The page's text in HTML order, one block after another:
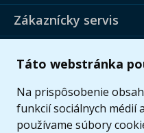
Táto webstránka
Na prispôsobenie
funkcií sociálnych médií
používame súbory
Zákaznícky servis